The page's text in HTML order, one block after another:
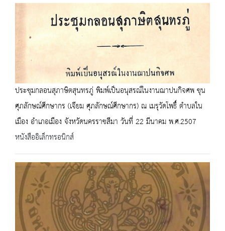
ประชุมกลอนสุภาษิตสุนทรภู่ พิมพ์เป็นอนุสรณ์ในงานฌาปนกิจศพ ขุน
ศุภลักษณ์ศึกษากร (เจียม ศุภลักษณ์ศึกษากร) ณ เมรุวัดโพธื์ ตำบลใน
เมือง อำเภอเมือง จังหวัดนครราชสีมา วันที่ 22 มีนาคม พ.ศ.2507
หนังสืออิเล็กทรอนิกส์